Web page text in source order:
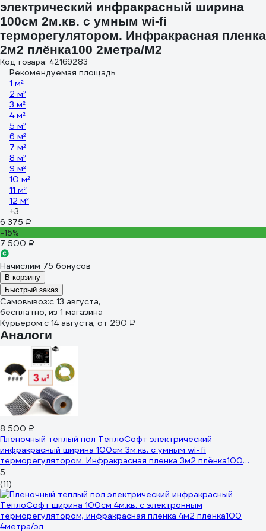
электрический инфракрасный ширина
100см 2м.кв. с умным wi-fi
терморегулятором. Инфракрасная пленка
2м2 плёнка100 2метра/М2
Код товара: 42169283
Рекомендуемая площадь
1 м²
2 м²
3 м²
4 м²
5 м²
6 м²
7 м²
8 м²
9 м²
10 м²
11 м²
12 м²
+3
6 375 ₽
-15%
7 500 ₽
Начислим 75 бонусов
В корзину
Быстрый заказ
Самовывоз:c 13 августа,
бесплатно, из 1 магазина
Курьером:c 14 августа, от 290 ₽
Аналоги
8 500 ₽
Пленочный теплый пол ТеплоСофт электрический
инфракрасный ширина 100см 3м.кв. с умным wi-fi
терморегулятором. Инфракрасная пленка 3м2 плёнка100
3метра/М2
5
(11)